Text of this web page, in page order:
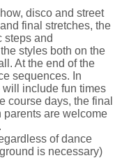
disco and street
final stretches, the
steps and
styles both on the
At the end of the
sequences. In
include fun times
course days, the final
parents are welcome
of dance
is necessary)